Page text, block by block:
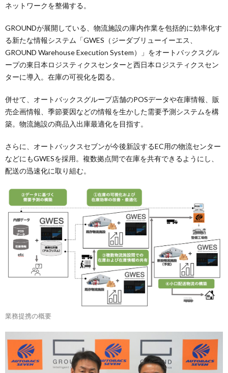
ネットワークを整備する。
GROUNDが展開している、物流施設の庫内作業を包括的に効率化す
る新たな情報システム「GWES（ジーダブリューイーエス、
GROUND Warehouse Execution System）」をオートバックスグル
ープの東日本ロジスティクスセンターと西日本ロジスティクスセン
ターに導入。在庫の可視化を図る。
併せて、オートバックスグループ店舗のPOSデータや在庫情報、販
売企画情報、季節要因などの情報を生かした需要予測システムを構
築。物流施設の商品入出庫最適化を目指す。
さらに、オートバックスセブンが今後新設するEC用の物流センター
などにもGWESを採用。複数拠点間で在庫を共有できるようにし、
配送の迅速化に取り組む。
業務提携の概要